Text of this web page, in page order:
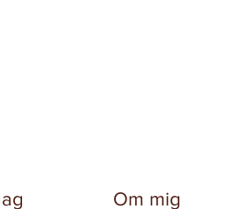
Om mig